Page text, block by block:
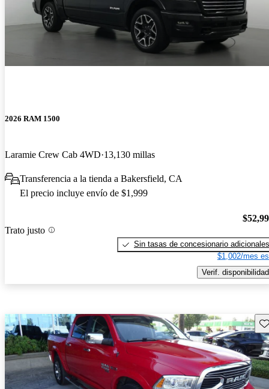
2026 RAM 1500
Laramie Crew Cab 4WD 13,130 millas
Transferencia a la tienda a Bakersfield, CA
El precio incluye envío de $1,999
Trato justo
Sin tasas de concesionario adicionales
$1,002/mes
Verif. disponibilidad